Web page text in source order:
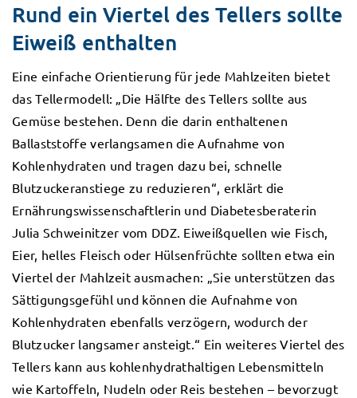
Rund ein Viertel des Tellers sollte
Eiweiß enthalten
Eine einfache Orientierung für jede Mahlzeiten bietet
das Tellermodell: „Die Hälfte des Tellers sollte aus
Gemüse bestehen. Denn die darin enthaltenen
Ballaststoffe verlangsamen die Aufnahme von
Kohlenhydraten und tragen dazu bei, schnelle
Blutzuckeranstiege zu reduzieren“, erklärt die
Ernährungswissenschaftlerin und Diabetesberaterin
Julia Schweinitzer vom DDZ. Eiweißquellen wie Fisch,
Eier, helles Fleisch oder Hülsenfrüchte sollten etwa ein
Viertel der Mahlzeit ausmachen: „Sie unterstützen das
Sättigungsgefühl und können die Aufnahme von
Kohlenhydraten ebenfalls verzögern, wodurch der
Blutzucker langsamer ansteigt.“ Ein weiteres Viertel des
Tellers kann aus kohlenhydrathaltigen Lebensmitteln
wie Kartoffeln, Nudeln oder Reis bestehen – bevorzugt